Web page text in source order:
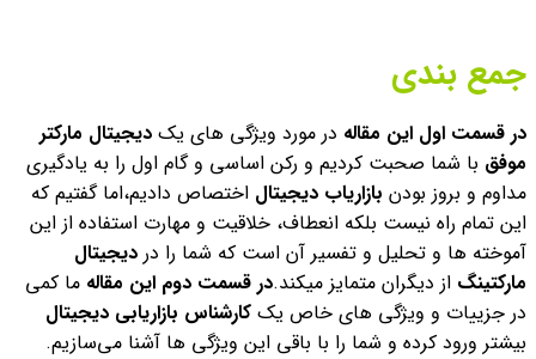
جمع بندی
در قسمت اول این مقاله در مورد ویژگی های یک دیجیتال مارکتر
موفق با شما صحبت کردیم و رکن اساسی و گام اول را به یادگیری
مداوم و بروز بودن بازاریاب دیجیتال اختصاص دادیم،اما گفتیم که
این تمام راه نیست بلکه انعطاف، خلاقیت و مهارت استفاده از این
آموخته ها و تحلیل و تفسیر آن است که شما را در دیجیتال
مارکتینگ از دیگران متمایز میکند.در قسمت دوم این مقاله ما کمی
در جزییات و ویژگی های خاص یک کارشناس بازاریابی دیجیتال
بیشتر ورود کرده و شما را با باقی این ویژگی ها آشنا می‌سازیم.